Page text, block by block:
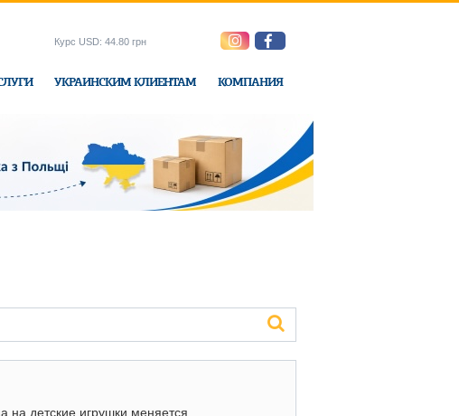
УКРАИНСКИМ КЛИЕНТАМ КОМПАНИЯ
Курс USD: 44.80 грн
Ukraine-Express
на детские игрушки меняется